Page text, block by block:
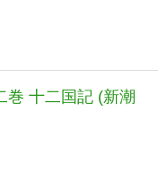
巻 十二国記 (新潮